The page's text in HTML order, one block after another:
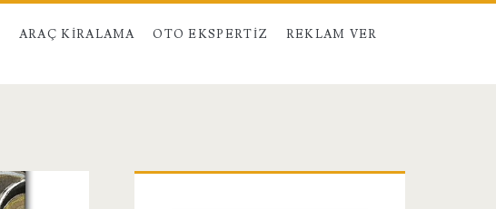
ARAÇ KIRALAMA OTO EKSPERTIZ REKLAM VER